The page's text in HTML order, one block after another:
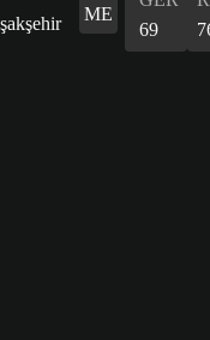
ME
69